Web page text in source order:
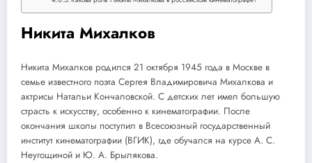
Никита Михалков
Никита Михалков родился 21 октября 1945 года в Москве в
семье известного поэта Сергея Владимировича Михалкова и
актрисы Натальи Кончаловской. С детских лет имел большую
страсть к искусству, особенно к кинематографии. После
окончания школы поступил в Всесоюзный государственный
институт кинематографии (ВГИК), где обучался на курсе А. С.
Неугощиной и Ю. А. Брылякова.